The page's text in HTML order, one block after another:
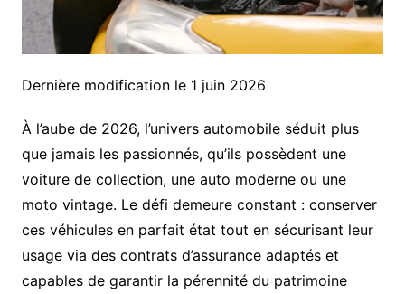
Dernière modification le 1 juin 2026
À l’aube de 2026, l’univers automobile séduit plus
que jamais les passionnés, qu’ils possèdent une
voiture de collection, une auto moderne ou une
moto vintage. Le défi demeure constant : conserver
ces véhicules en parfait état tout en sécurisant leur
usage via des contrats d’assurance adaptés et
capables de garantir la pérennité du patrimoine